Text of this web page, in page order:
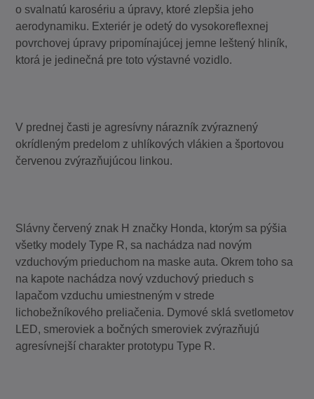
o svalnatú karosériu a úpravy, ktoré zlepšia jeho
aerodynamiku. Exteriér je odetý do vysokoreflexnej
povrchovej úpravy pripomínajúcej jemne leštený hliník,
ktorá je jedinečná pre toto výstavné vozidlo.
V prednej časti je agresívny nárazník zvýraznený
okrídleným predelom z uhlíkových vlákien a športovou
červenou zvýrazňujúcou linkou.
Slávny červený znak H značky Honda, ktorým sa pýšia
všetky modely Type R, sa nachádza nad novým
vzduchovým prieduchom na maske auta. Okrem toho sa
na kapote nachádza nový vzduchový prieduch s
lapačom vzduchu umiestneným v strede
lichobežníkového preliačenia. Dymové sklá svetlometov
LED, smeroviek a bočných smeroviek zvýrazňujú
agresívnejší charakter prototypu Type R.